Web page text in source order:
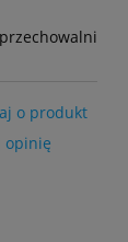
o produkt
opinię